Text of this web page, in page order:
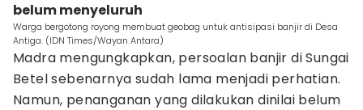
belum menyeluruh
Warga bergotong royong membuat geobag untuk antisipasi banjir di Desa
Antiga. (IDN Times/Wayan Antara)
Madra mengungkapkan, persoalan banjir di Sungai
Betel sebenarnya sudah lama menjadi perhatian.
Namun, penanganan yang dilakukan dinilai belum